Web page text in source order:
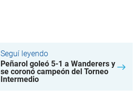
Seguí leyendo
Peñarol goleó 5-1 a Wanderers y
se coronó campeón del Torneo
Intermedio